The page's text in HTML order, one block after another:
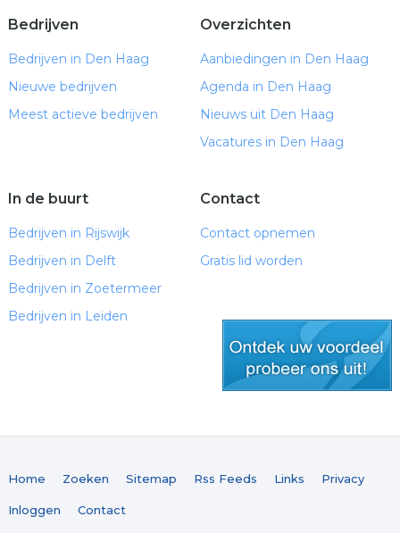
Bedrijven
Bedrijven in Den Haag
Nieuwe bedrijven
Meest actieve bedrijven
Overzichten
Aanbiedingen in Den Haag
Agenda in Den Haag
Nieuws uit Den Haag
Vacatures in Den Haag
In de buurt
Bedrijven in Rijswijk
Bedrijven in Delft
Bedrijven in Zoetermeer
Bedrijven in Leiden
Contact
Contact opnemen
Gratis lid worden
Home Zoeken Sitemap Rss Feeds Links Privacy
Inloggen Contact